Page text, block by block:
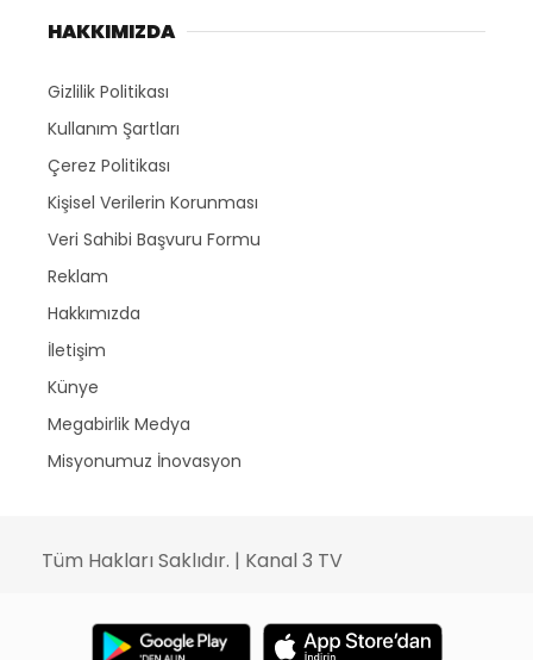
HAKKIMIZDA
Gizlilik Politikası
Kullanım Şartları
Çerez Politikası
Kişisel Verilerin Korunması
Veri Sahibi Başvuru Formu
Reklam
Hakkımızda
İletişim
Künye
Megabirlik Medya
Misyonumuz İnovasyon
Tüm Hakları Saklıdır. | Kanal 3 TV